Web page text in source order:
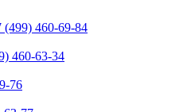
(499) 460-69-84
460-63-34
76